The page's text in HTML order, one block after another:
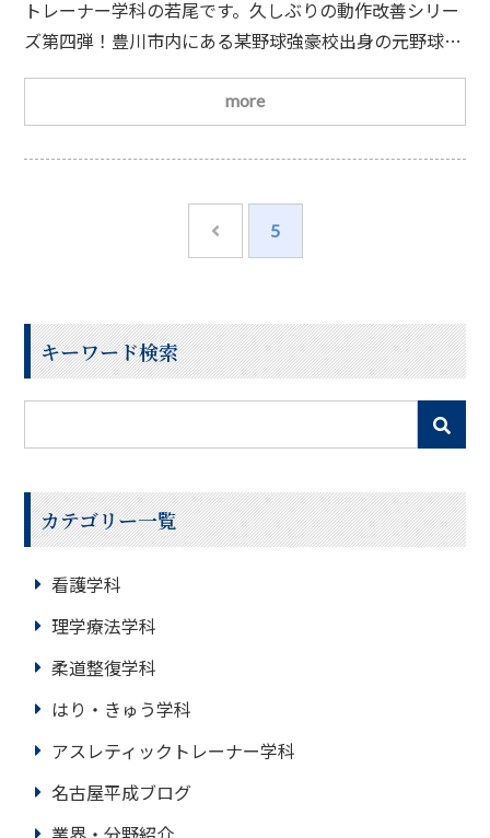
トレーナー学科の若尾です。久しぶりの動作改善シリー
ズ第四弾！豊川市内にある某野球強豪校出身の元野球選
手です。右肩を挙げた際に最後でつまる感じがするとの
訴えでした。一枚目が実施前、二枚目が実施後です。肩
甲骨の動きに注目！！学生が主体となって、どこに問題
があるのかを評価して改善プログラムを考え、見事改善
アスレティックトレーナーは動作の改善によって選手
more
5
キーワード検索
カテゴリー一覧
看護学科
理学療法学科
柔道整復学科
はり・きゅう学科
アスレティックトレーナー学科
名古屋平成ブログ